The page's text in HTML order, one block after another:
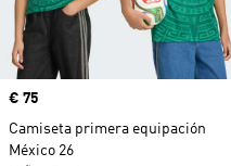
Precio
€ 75
Camiseta primera equipación
México 26